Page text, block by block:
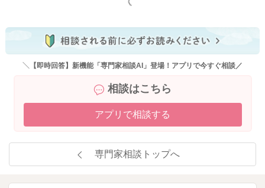
＼【即時回答】新機能「専門家相談AI」登場！アプリで今すぐ相談／
相談はこちら
アプリで相談する
専門家相談トップへ